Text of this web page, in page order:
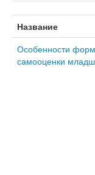
Название
Особенности
самооценки